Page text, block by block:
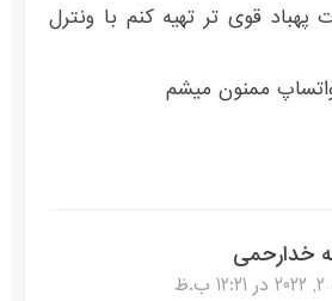
قوی تر تهیه کنم با ونترل
ممنون میشم
خدارحمی